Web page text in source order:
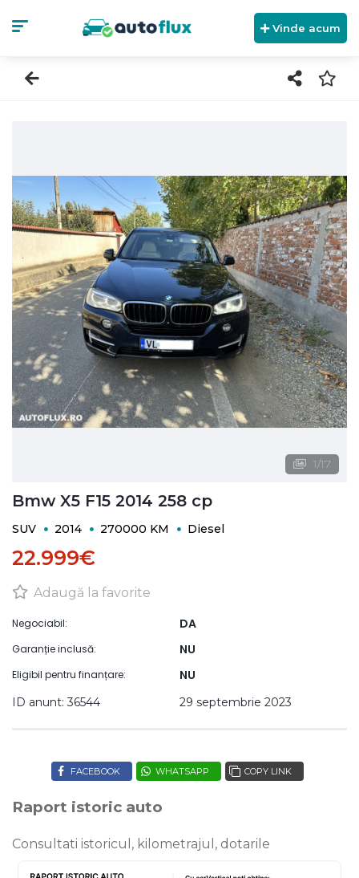
Vinde acum
1/17
Bmw X5 F15 2014 258 cp
SUV 2014 270000 KM Diesel
22.999€
Adaugă la favorite
Negociabil: DA
Garanție inclusă: NU
Eligibil pentru finanțare: NU
ID anunt: 36544 29 septembrie 2023
FACEBOOK WHATSAPP COPY LINK
Raport istoric auto
Consultati istoricul, kilometrajul, dotarile